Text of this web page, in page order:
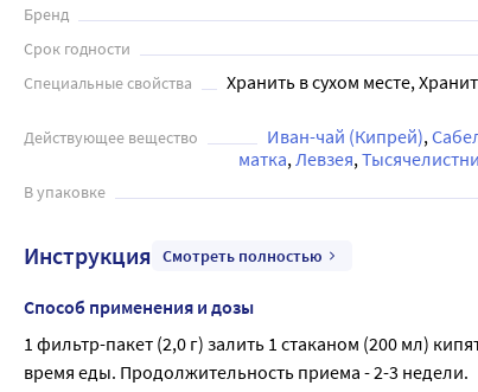
Бренд
Срок годности
Специальные свойства
Хранить в сухом месте,
Действующее вещество Иван-чай (Кипрей)
матка Левзея
В упаковке
Инструкция Смотреть полностью
Способ применения и дозы
1 фильтр-пакет (2,0 г) залить 1 стаканом (200 мл)
время еды. Продолжительность приема - 2-3 недели.